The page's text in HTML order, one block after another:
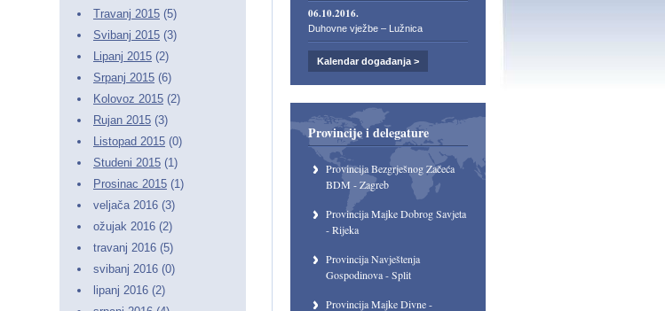
Travanj 2015 (5)
Svibanj 2015 (3)
Lipanj 2015 (2)
Srpanj 2015 (6)
Kolovoz 2015 (2)
Rujan 2015 (3)
Listopad 2015 (0)
Studeni 2015 (1)
Prosinac 2015 (1)
veljača 2016 (3)
ožujak 2016 (2)
travanj 2016 (5)
svibanj 2016 (0)
lipanj 2016 (2)
06.10.2016.
Duhovne vježbe – Lužnica
Kalendar događanja >
Provincije i delegature
Provincija Bezgrješnog Začeća
BDM - Zagreb
Provincija Majke Dobrog Savjeta
- Rijeka
Provincija Navještenja
Gospodinova - Split
Provincija Majke Divne -